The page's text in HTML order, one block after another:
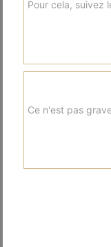
Pour cela, suivez
Ce n'est pas